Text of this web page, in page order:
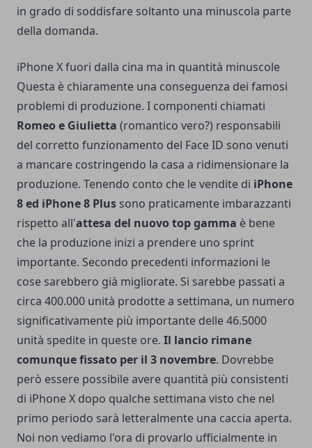
in grado di soddisfare soltanto una minuscola parte
della domanda.
iPhone X fuori dalla cina ma in quantità minuscole
Questa è chiaramente una conseguenza dei famosi
problemi di produzione. I componenti chiamati
Romeo e Giulietta (romantico vero?) responsabili
del corretto funzionamento del Face ID sono venuti
a mancare costringendo la casa a ridimensionare la
produzione. Tenendo conto che le vendite di iPhone
8 ed iPhone 8 Plus sono praticamente imbarazzanti
rispetto all'attesa del nuovo top gamma è bene
che la produzione inizi a prendere uno sprint
importante. Secondo precedenti informazioni le
cose sarebbero già migliorate. Si sarebbe passati a
circa 400.000 unità prodotte a settimana, un numero
significativamente più importante delle 46.5000
unità spedite in queste ore. Il lancio rimane
comunque fissato per il 3 novembre. Dovrebbe
però essere possibile avere quantità più consistenti
di iPhone X dopo qualche settimana visto che nel
primo periodo sarà letteralmente una caccia aperta.
Noi non vediamo l'ora di provarlo ufficialmente in